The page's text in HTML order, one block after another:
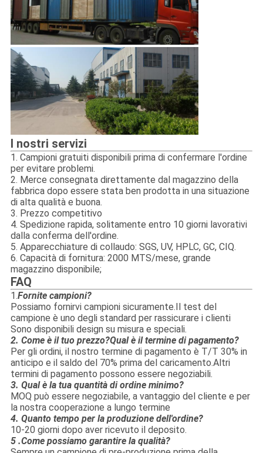
I nostri servizi
1. Campioni gratuiti disponibili prima di confermare l'ordine
per evitare problemi.
2. Merce consegnata direttamente dal magazzino della
fabbrica dopo essere stata ben prodotta in una situazione
di alta qualità e buona.
3. Prezzo competitivo
4. Spedizione rapida, solitamente entro 10 giorni lavorativi
dalla conferma dell'ordine.
5. Apparecchiature di collaudo: SGS, UV, HPLC, GC, CIQ.
6. Capacità di fornitura: 2000 MTS/mese, grande
magazzino disponibile;
FAQ
1.Fornite campioni?
Possiamo fornirvi campioni sicuramente.Il test del
campione è uno degli standard per rassicurare i clienti
Sono disponibili design su misura e speciali.
2. Come è il tuo prezzo?Qual è il termine di pagamento?
Per gli ordini, il nostro termine di pagamento è T/T 30% in
anticipo e il saldo del 70% prima del caricamento.Altri
termini di pagamento possono essere negoziabili.
3. Qual è la tua quantità di ordine minimo?
MOQ può essere negoziabile, a vantaggio del cliente e per
la nostra cooperazione a lungo termine
4. Quanto tempo per la produzione dell'ordine?
10-20 giorni dopo aver ricevuto il deposito.
5 .Come possiamo garantire la qualità?